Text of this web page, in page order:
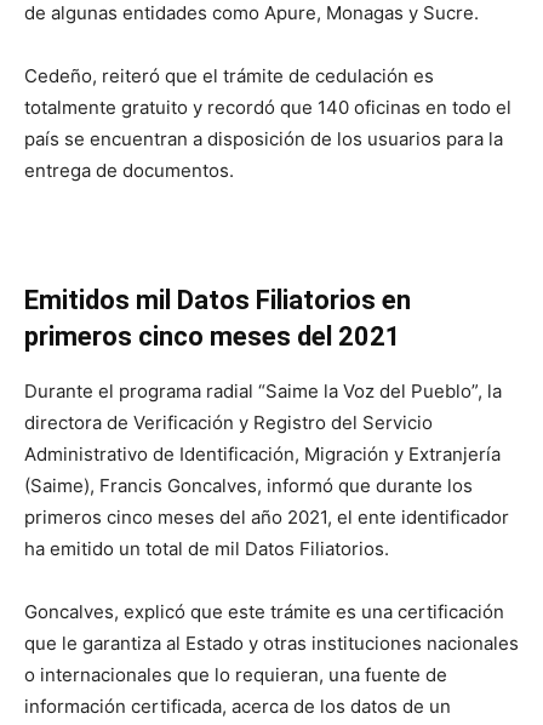
de algunas entidades como Apure, Monagas y Sucre.
Cedeño, reiteró que el trámite de cedulación es
totalmente gratuito y recordó que 140 oficinas en todo el
país se encuentran a disposición de los usuarios para la
entrega de documentos.
Emitidos mil Datos Filiatorios en
primeros cinco meses del 2021
Durante el programa radial “Saime la Voz del Pueblo”, la
directora de Verificación y Registro del Servicio
Administrativo de Identificación, Migración y Extranjería
(Saime), Francis Goncalves, informó que durante los
primeros cinco meses del año 2021, el ente identificador
ha emitido un total de mil Datos Filiatorios.
Goncalves, explicó que este trámite es una certificación
que le garantiza al Estado y otras instituciones nacionales
o internacionales que lo requieran, una fuente de
información certificada, acerca de los datos de un